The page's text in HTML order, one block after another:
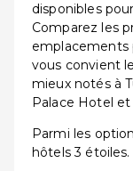
disponibles
Comparez les
emplacements
vous convient
mieux notés à
Palace Hotel et
Parmi les
hôtels 3 étoiles.